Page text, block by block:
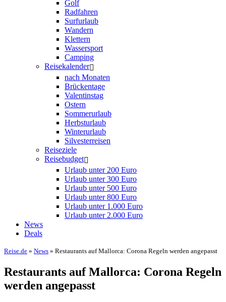
Golf
Radfahren
Surfurlaub
Wandern
Klettern
Wassersport
Camping
Reisekalender
nach Monaten
Brückentage
Valentinstag
Ostern
Sommerurlaub
Herbsturlaub
Winterurlaub
Silvesterreisen
Reiseziele
Reisebudget
Urlaub unter 200 Euro
Urlaub unter 300 Euro
Urlaub unter 500 Euro
Urlaub unter 800 Euro
Urlaub unter 1.000 Euro
Urlaub unter 2.000 Euro
News
Deals
Reise.de » News » Restaurants auf Mallorca: Corona Regeln werden angepasst
Restaurants auf Mallorca: Corona Regeln
werden angepasst